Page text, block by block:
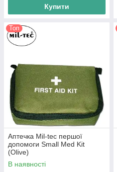
Купити
Топ
Аптечка Mil-tec першої
допомоги Small Med Kit
(Olive)
В наявності